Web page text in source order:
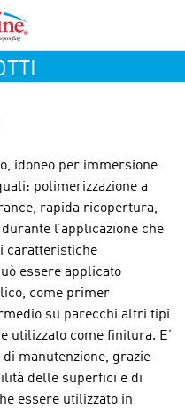
idoneo per immersione
polimerizzazione a
rapida ricopertura,
l’applicazione che
caratteristiche
essere applicato
come primer
su parecchi altri tipi
utilizzato come finitura. E’
manutenzione, grazie
delle superfici e di
essere utilizzato in